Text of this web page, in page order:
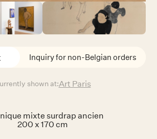
Inquiry for non-Belgian orders
shown at:Art Paris
mixte surdrap ancien
200 x 170 cm